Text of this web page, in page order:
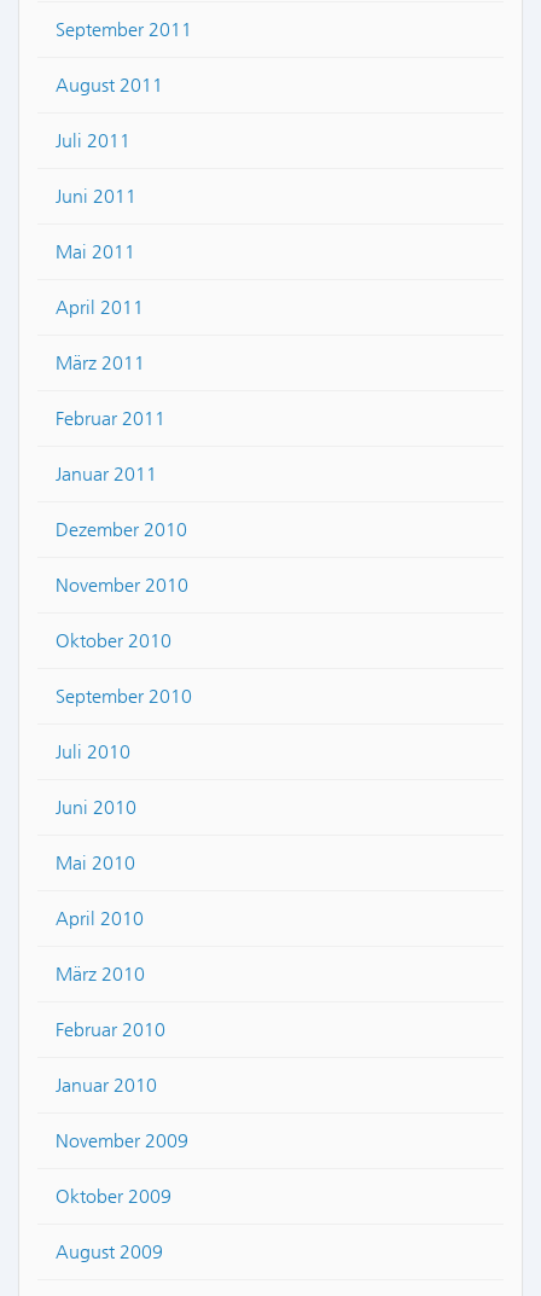
September 2011
August 2011
Juli 2011
Juni 2011
Mai 2011
April 2011
März 2011
Februar 2011
Januar 2011
Dezember 2010
November 2010
Oktober 2010
September 2010
Juli 2010
Juni 2010
Mai 2010
April 2010
März 2010
Februar 2010
Januar 2010
November 2009
Oktober 2009
August 2009